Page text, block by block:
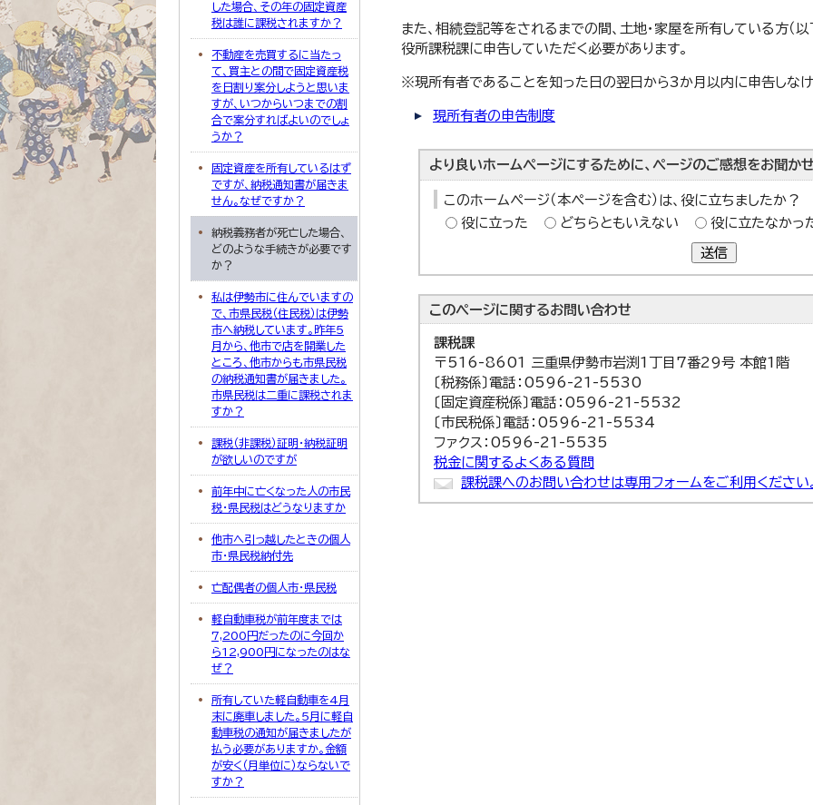
また、相続登記等をされるまでの間、土地・家屋を所有している方（
役所課税課に申告していただく必要があります。
※現所有者であることを知った日の翌日から3か月以内に申告しなけ
現所有者の申告制度
より良いホームページにするために、ページのご感想をお聞か
このホームページ（本ページを含む）は、役に立ちましたか？
役に立った
どちらともいえない 役に立たなかっ
送信
このページに関するお問い合わせ
課税課
〒516-8601 三重県伊勢市岩渕1丁目7番29号 本館1階
〔税務係〕電話：0596-21-5530
〔固定資産税係〕電話：0596-21-5532
〔市民税係〕電話：0596-21-5534
ファクス：0596-21-5535
税金に関するよくある質問
課税課へのお問い合わせは専用フォームをご利用ください
した場合、その年の固定資産
税は誰に課税されますか？
不動産を売買するに当たっ
て、買主との間で固定資産税
を日割り案分しようと思いま
すが、いつからいつまでの割
合で案分すればよいのでしょ
うか？
固定資産を所有しているはず
ですが、納税通知書が届きま
せん。なぜですか？
納税義務者が死亡した場合、
どのような手続きが必要です
か？
私は伊勢市に住んでいますの
で、市県民税（住民税）は伊勢
市へ納税しています。昨年5
月から、他市で店を開業した
ところ、他市からも市県民税
の納税通知書が届きました。
市県民税は二重に課税されま
すか？
課税（非課税）証明・納税証明
が欲しいのですが
前年中に亡くなった人の市民
税・県民税はどうなりますか
他市へ引っ越したときの個人
市・県民税納付先
亡配偶者の個人市・県民税
軽自動車税が前年度までは
7,200円だったのに今回か
ら12,900円になったのはな
ぜ？
所有していた軽自動車を4月
末に廃車しました。5月に軽自
動車税の通知が届きましたが
払う必要がありますか。金額
が安く（月単位に）ならないで
すか？